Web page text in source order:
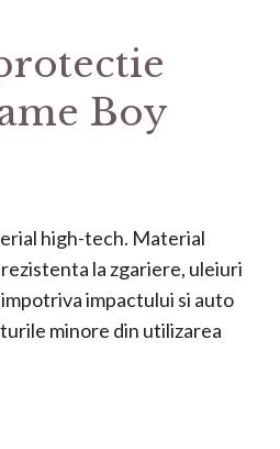
Boy
high-tech. Material
la zgariere, uleiuri
impactului si auto
minore din utilizarea